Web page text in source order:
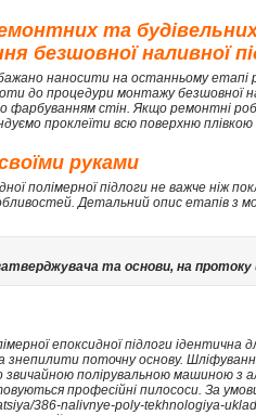
та
безшовної наливної
наносити на останньому етапі
до процедури монтажу безшовної
фарбуванням стін. Якщо ремонтні
проклеїти всю поверхню
руками
полімерної підлоги не важче ніж
Детальний опис етапів з
та основи, на
епоксидної підлоги ідентична
знепилити поточну основу.
полірувальною машиною з
професійні пилососи. За
386-nalivnye-poly-tekhnologiya-